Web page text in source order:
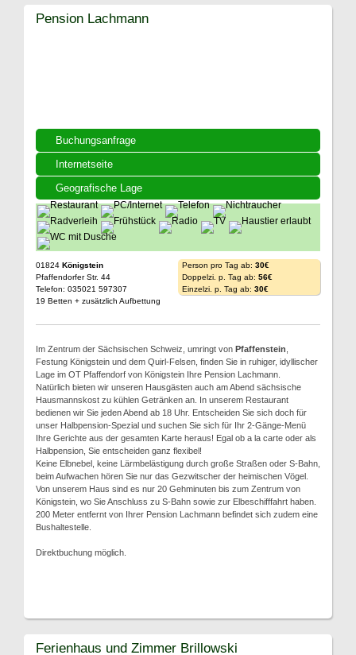
Buchungsanfrage
Internetseite
Geografische Lage
Pension Lachmann
01824 Königstein
Pfaffendorfer Str. 44
Telefon: 035021 597307
19 Betten + zusätzlich Aufbettung
Person pro Tag ab: 30€
Doppelzi. p. Tag ab: 56€
Einzelzi. p. Tag ab: 30€
Im Zentrum der Sächsischen Schweiz, umringt von Pfaffenstein
Festung Königstein und dem Quirl-Felsen, finden Sie in ruhiger, idyllischer
Lage im OT Pfaffendorf von Königstein Ihre Pension Lachmann.
Natürlich bieten wir unseren Hausgästen auch am Abend sächsische
Hausmannskost zu kühlen Getränken an. In unserem Restaurant
bedienen wir Sie jeden Abend ab 18 Uhr. Entscheiden Sie sich doch für
unser Halbpension-Spezial und suchen Sie sich für Ihr 2-Gänge-Menü
Ihre Gerichte aus der gesamten Karte heraus! Egal ob a la carte oder als
Halbpension, Sie entscheiden ganz flexibel!
Keine Elbnebel, keine Lärmbelästigung durch große Straßen oder S-Bahn,
beim Aufwachen hören Sie nur das Gezwitscher der heimischen Vögel.
Von unserem Haus sind es nur 20 Gehminuten bis zum Zentrum von
Königstein, wo Sie Anschluss zu S-Bahn sowie zur Elbeschifffahrt haben.
200 Meter entfernt von Ihrer Pension Lachmann befindet sich zudem eine
Bushaltestelle.
Direktbuchung möglich.
Ferienhaus und Zimmer Brillowski